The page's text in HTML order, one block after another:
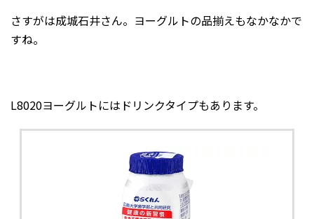
さすがは成城石井さん。ヨーグルトの品揃えもなかなかで
すね。
L8020ヨーグルトにはドリンクタイプもあります。